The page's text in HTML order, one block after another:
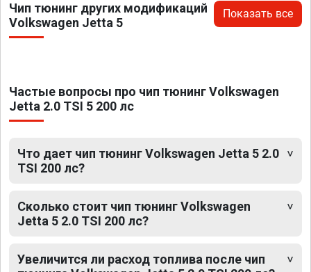
Чип тюнинг других модификаций
Volkswagen Jetta 5
Показать все
Частые вопросы про чип тюнинг Volkswagen
Jetta 2.0 TSI 5 200 лс
Что дает чип тюнинг Volkswagen Jetta 5 2.0
TSI 200 лс?
Сколько стоит чип тюнинг Volkswagen
Jetta 5 2.0 TSI 200 лс?
Увеличится ли расход топлива после чип